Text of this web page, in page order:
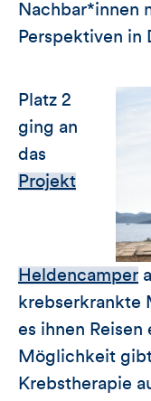
Nachbar*innen
Perspektiven in
P latz 2
ging an
das
Projekt
Heldencamper
krebserkrankte
es ihnen
Möglichkeit
Krebstherapie